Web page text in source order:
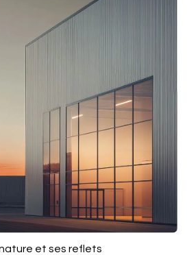
et ses reflets